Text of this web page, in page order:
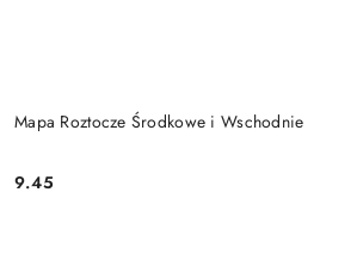
Mapa Roztocze Środkowe i Wschodnie
Cena:
9.45